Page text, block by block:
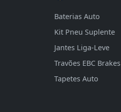
Baterias Auto
Kit Pneu Suplente
Jantes Liga-Leve
Travões EBC Brakes
Tapetes Auto